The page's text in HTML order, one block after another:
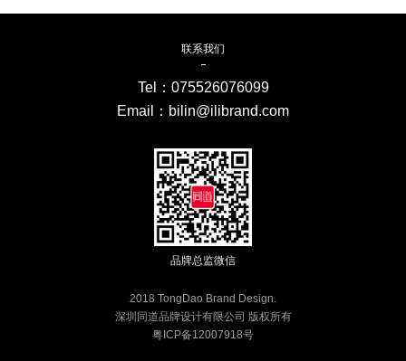
联系我们
Tel： 075526076099
Email：bilin@ilibrand.com
品牌总监微信
2018 TongDao Brand Design.
深圳同道品牌设计有限公司 版权所有
粤ICP备12007918号